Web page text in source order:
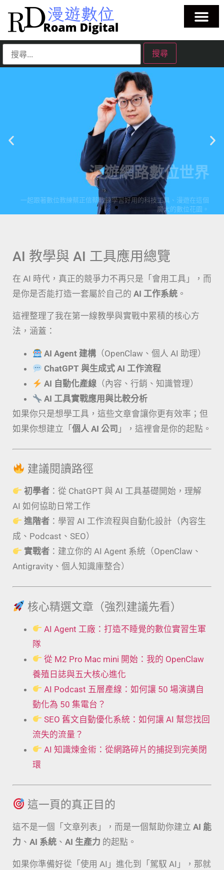
漫遊網路數位世界
一起跟著數位教練蔡正信蔡教練學習好用的科技工具、漫遊在這個
廣大的數位花園。
| 蘋果教學 | Evernote教學 | 筆記工具教學 | 雲端服務教學 | 生成式AI
點擊這裡
AI 教學與 AI 工具應用總覽
在 AI 時代，真正的競爭力不再只是「會用工具」，而
是你是否能打造一套屬於自己的 AI 工作系統 。
這裡整理了我在第一線教學與實戰中累積的核心方
法，涵蓋：
AI Agent 建構 （OpenClaw、個人 AI 助理）
ChatGPT 與生成式 AI 工作流程
AI 自動化產線 （內容、行銷、知識管理）
AI 工具實戰應用與比較分析
如果你只是想學工具，這些文章會讓你更有效率；但
如果你想建立「 個人 AI 公司 」，這裡會是你的起點。
建議閱讀路徑
初學者 ：從 ChatGPT 與 AI 工具基礎開始，理解
AI 如何協助日常工作
進階者 ：學習 AI 工作流程與自動化設計（內容生
成、Podcast、SEO）
實戰者 ：建立你的 AI Agent 系統（OpenClaw、
Antigravity、個人知識庫整合）
核心精選文章（強烈建議先看）
AI Agent 工廠：打造不睡覺的數位實習生軍
隊
從 M2 Pro Mac mini 開始：我的 OpenClaw
養殖日誌與五大核心進化
AI Podcast 五層產線：如何讓 50 場演講自
動化為 50 集電台？
SEO 舊文自動優化系統：如何讓 AI 幫您找回
流失的流量？
AI 知識煉金術：從網路碎片的捕捉到完美閉
環
這一頁的真正目的
這不是一個「文章列表」，而是一個幫助你建立 AI 能
力 、 AI 系統 、 AI 生產力 的起點。
如果你準備好從「使用 AI」進化到「駕馭 AI」，那就